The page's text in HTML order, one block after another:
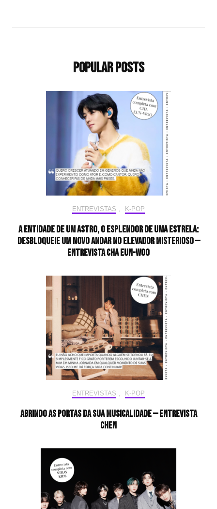
Popular Posts
ENTREVISTAS K-POP
A entidade de um astro, o esplendor de uma estrela:
desbloqueie um novo andar no elevador misterioso —
Entrevista CHA EUN-WOO
ENTREVISTAS K-POP
Abrindo as portas da sua musicalidade — Entrevista
CHEN